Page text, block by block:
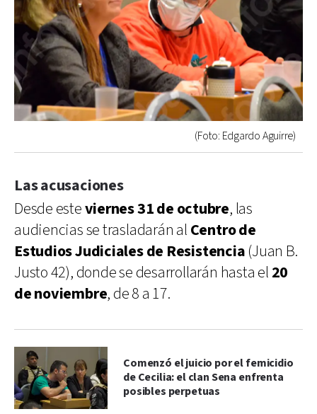
(Foto: Edgardo Aguirre)
Las acusaciones
Desde esteviernes 31 de octubre, las
audiencias se trasladarán al Centro de
Estudios Judiciales de Resistencia (Juan B.
Justo 42), donde se desarrollarán hasta el 20
de noviembre, de 8 a 17.
Comenzó el juicio por el femicidio
de Cecilia: el clan Sena enfrenta
posibles perpetuas